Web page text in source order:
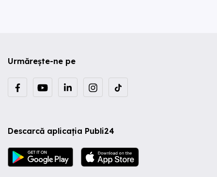
Urmărește-ne pe
Descarcă aplicația Publi24